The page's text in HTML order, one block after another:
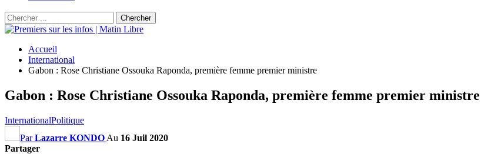
Accueil
International
Gabon : Rose Christiane Ossouka Raponda, première femme premier ministre
Gabon : Rose Christiane Ossouka Raponda, première femme premier ministre
InternationalPolitique
ParLazarre KONDO Au 16 Juil 2020
Partager